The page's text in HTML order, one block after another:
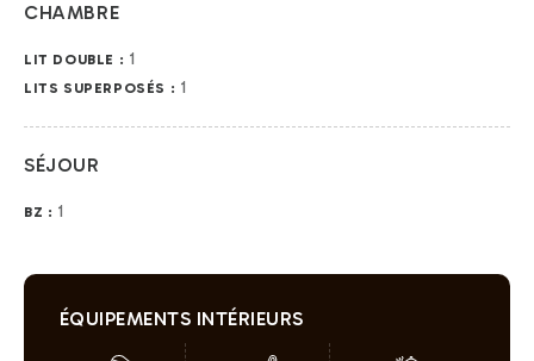
CHAMBRE
LIT DOUBLE : 1
LITS SUPERPOSÉS : 1
SÉJOUR
BZ : 1
ÉQUIPEMENTS INTÉRIEURS